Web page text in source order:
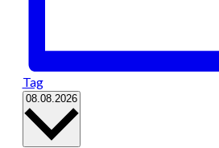
Tag
08.08.2026 Datum